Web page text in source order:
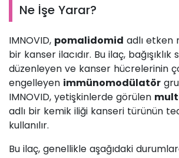
Ne İşe Yarar?
IMNOVID, pomalidomid adlı etken
bir kanser ilacıdır. Bu ilaç, bağışıklık
düzenleyen ve kanser hücrelerinin
engelleyen immünomodülatör
IMNOVID, yetişkinlerde görülen
adlı bir kemik iliği kanseri türünün
kullanılır.
Bu ilaç, genellikle aşağıdaki